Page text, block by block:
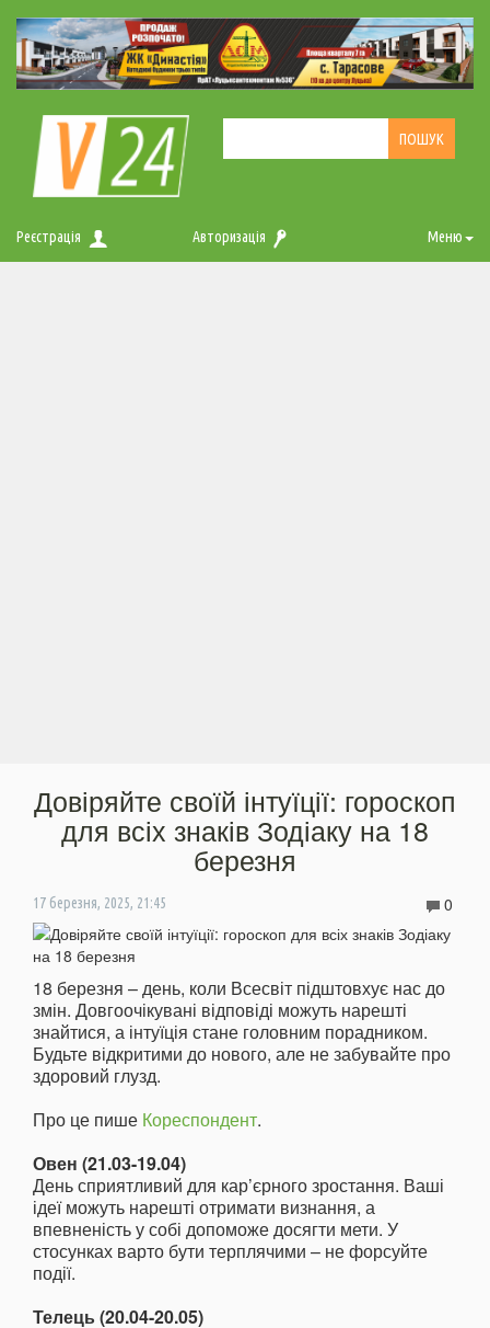
Реєстрація Авторизація Меню
Довіряйте своїй інтуїції: гороскоп
для всіх знаків Зодіаку на 18
березня
17 березня, 2025, 21:45 0
18 березня – день, коли Всесвіт підштовхує нас до
змін. Довгоочікувані відповіді можуть нарешті
знайтися, а інтуїція стане головним порадником.
Будьте відкритими до нового, але не забувайте про
здоровий глузд.
Про це пише Кореспондент.
Овен (21.03-19.04)
День сприятливий для кар’єрного зростання. Ваші
ідеї можуть нарешті отримати визнання, а
впевненість у собі допоможе досягти мети. У
стосунках варто бути терплячими – не форсуйте
події.
Телець (20.04-20.05)